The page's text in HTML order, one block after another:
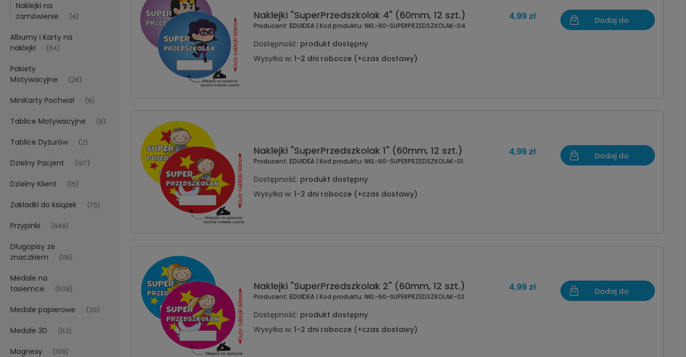
Naklejki na
zamówienie
(4)
Albumy i Karty na
naklejki
(64)
Pakiety
Motywacyjne
(28)
MiniKarty Pochwał (9)
Tablice Motywacyjne (8)
Tablice Dyżurów (2)
Dzielny Pacjent (107)
Dzielny Klient (15)
Zakładki do książek (70)
Przypinki (849)
Długopisy ze
znaczkiem
(118)
Medale na
tasiemce
(508)
Medale papierowe (20)
Medale 3D (63)
Magnesy (109)
Naklejki "SuperPrzedszkolak 4" (60mm, 12 szt.)
Producent: EDUIDEA | Kod produktu: NKL-60-SUPERPRZEDSZKOLAK-04
Dostępność: produkt dostępny
Wysyłka w: 1-2 dni robocze (+czas dostawy)
4,99 zł
Dodaj do
Naklejki "SuperPrzedszkolak 1" (60mm, 12 szt.)
Producent: EDUIDEA | Kod produktu: NKL-60-SUPERPRZEDSZKOLAK-01
Dostępność: produkt dostępny
Wysyłka w: 1-2 dni robocze (+czas dostawy)
4,99 zł
Dodaj do
Naklejki "SuperPrzedszkolak 2" (60mm, 12 szt.)
Producent: EDUIDEA | Kod produktu: NKL-60-SUPERPRZEDSZKOLAK-02
Dostępność: produkt dostępny
Wysyłka w: 1-2 dni robocze (+czas dostawy)
4,99 zł
Dodaj do